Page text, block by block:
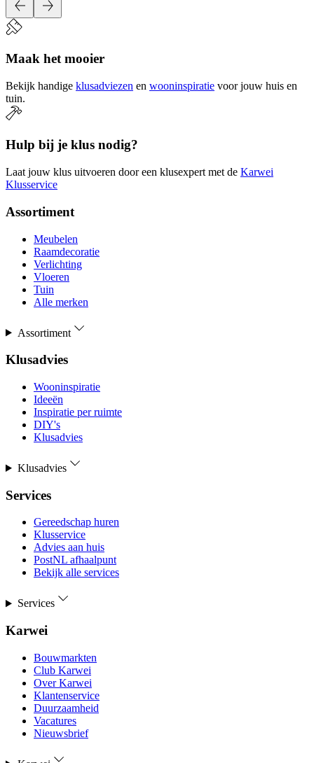
Maak het mooier
Bekijk handige klusadviezen en wooninspiratie voor jouw huis en
tuin.
Hulp bij je klus nodig?
Laat jouw klus uitvoeren door een klusexpert met de Karwei
Klusservice
Assortiment
Meubelen
Raamdecoratie
Verlichting
Vloeren
Tuin
Alle merken
Assortiment
Klusadvies
Wooninspiratie
Ideeën
Inspiratie per ruimte
DIY's
Klusadvies
Klusadvies
Services
Gereedschap huren
Klusservice
Advies aan huis
PostNL afhaalpunt
Bekijk alle services
Services
Karwei
Bouwmarkten
Club Karwei
Over Karwei
Klantenservice
Duurzaamheid
Vacatures
Nieuwsbrief